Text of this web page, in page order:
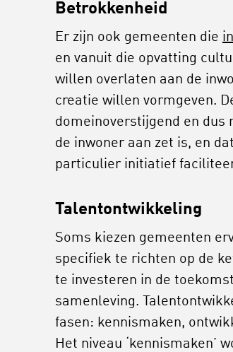
Betrokkenheid
Er zijn ook gemeenten die
en vanuit die opvatting
willen overlaten aan de
creatie willen vormgeven.
domeinoverstijgend en dus
de inwoner aan zet is, en
particulier initiatief
Talentontwikkeling
Soms kiezen gemeenten
specifiek te richten op de
te investeren in de
samenleving.
fasen: kennismaken,
Het niveau ‘kennismaken’